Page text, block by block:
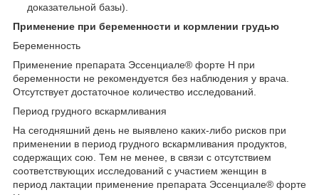
доказательной базы).
Применение при беременности и кормлении грудью
Беременность
Применение препарата Эссенциале® форте Н при
беременности не рекомендуется без наблюдения у врача.
Отсутствует достаточное количество исследований.
Период грудного вскармливания
На сегодняшний день не выявлено каких-либо рисков при
применении в период грудного вскармливания продуктов,
содержащих сою. Тем не менее, в связи с отсутствием
соответствующих исследований с участием женщин в
период лактации применение препарата Эссенциале® форте